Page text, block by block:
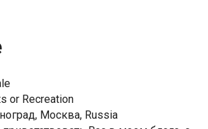
or Recreation
Москва, Russia